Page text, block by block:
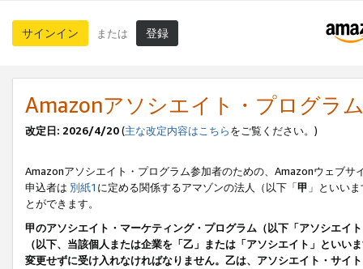
サインイン または 登録
Amazonアソシエイト・プログラ
改定日: 2026/4/20(主な改定内容はこちらをご覧ください。)
Amazonアソシエイト・プログラム参加者のための、Amazonウェブサ
申込者は 別紙1 に定める関係するアマゾンの法人（以下「甲 」といい
とができます。
甲のアソシエイト・マーケティング・プログラム（以下「アソシエイ
（以下、当該個人または企業を「乙」または「アソシエイト」とい
変更せずに受け入れなければなりません。乙は、アソシエイト・サイ